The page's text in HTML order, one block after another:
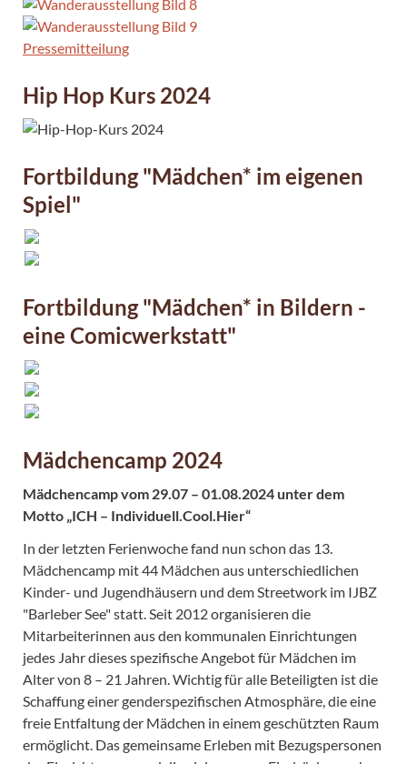
Pressemitteilung
Hip Hop Kurs 2024
Fortbildung "Mädchen* im eigenen
Spiel"
Fortbildung "Mädchen* in Bildern -
eine Comicwerkstatt"
Mädchencamp 2024
Mädchencamp vom 29.07 – 01.08.2024 unter dem
Motto „ICH – Individuell.Cool.Hier“
In der letzten Ferienwoche fand nun schon das 13.
Mädchencamp mit 44 Mädchen aus unterschiedlichen
Kinder- und Jugendhäusern und dem Streetwork im IJBZ
"Barleber See" statt. Seit 2012 organisieren die
Mitarbeiterinnen aus den kommunalen Einrichtungen
jedes Jahr dieses spezifische Angebot für Mädchen im
Alter von 8 – 21 Jahren. Wichtig für alle Beteiligten ist die
Schaffung einer genderspezifischen Atmosphäre, die eine
freie Entfaltung der Mädchen in einem geschützten Raum
ermöglicht. Das gemeinsame Erleben mit Bezugspersonen